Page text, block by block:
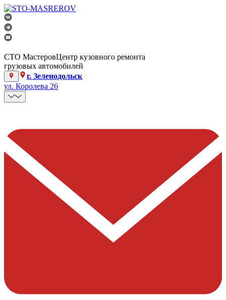
СТО МастеровЦентр кузовного ремонта
грузовых автомобилей
г. Зеленодольск
ул. Королева 26